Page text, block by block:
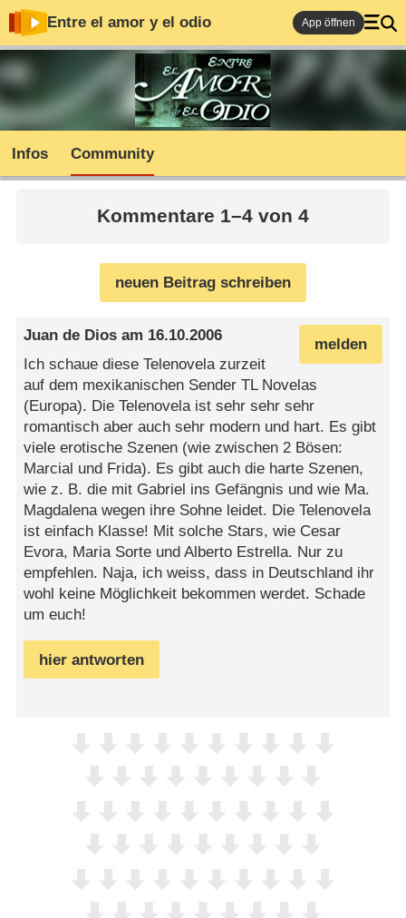
Entre el amor y el odio App öffnen
Infos Community
Kommentare 1–4 von 4
neuen Beitrag schreiben
melden
Juan de Dios am 16.10.2006
Ich schaue diese Telenovela zurzeit
auf dem mexikanischen Sender TL Novelas
(Europa). Die Telenovela ist sehr sehr sehr
romantisch aber auch sehr modern und hart. Es gibt
viele erotische Szenen (wie zwischen 2 Bösen:
Marcial und Frida). Es gibt auch die harte Szenen,
wie z. B. die mit Gabriel ins Gefängnis und wie Ma.
Magdalena wegen ihre Sohne leidet. Die Telenovela
ist einfach Klasse! Mit solche Stars, wie Cesar
Evora, Maria Sorte und Alberto Estrella. Nur zu
empfehlen. Naja, ich weiss, dass in Deutschland ihr
wohl keine Möglichkeit bekommen werdet. Schade
um euch!
hier antworten